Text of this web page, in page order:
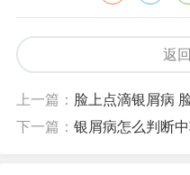
返
上一篇： 脸上点滴银屑病
下一篇： 银屑病怎么判断中